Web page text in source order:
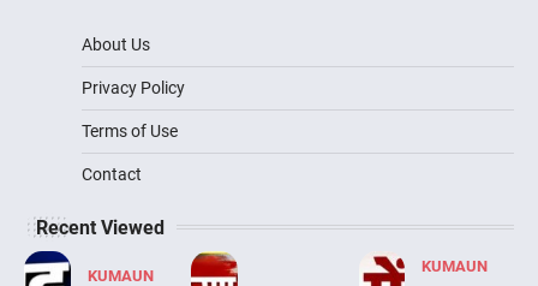
About Us
Privacy Policy
Terms of Use
Contact
Recent Viewed
KUMAUN
KUMAUN